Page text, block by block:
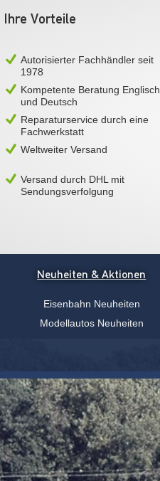
Ihre Vorteile
Autorisierter Fachhändler seit
1978
Kompetente Beratung Englisch
und Deutsch
Reparaturservice durch eine
Fachwerkstatt
Weltweiter Versand
Versand durch DHL mit
Sendungsverfolgung
Neuheiten & Aktionen
Eisenbahn Neuheiten
Modellautos Neuheiten